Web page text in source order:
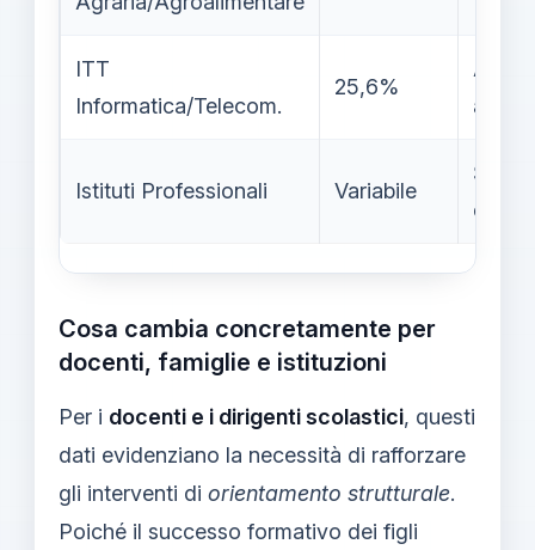
ITT
Informatica/Telecom.
25,6%
alto
Istituti Professionali Variabile
e
Cosa cambia concretamente per
docenti, famiglie e istituzioni
Per i docenti e i dirigenti scolastici, questi
dati evidenziano la necessità di rafforzare
gli interventi di orientamento strutturale.
Poiché il successo formativo dei figli